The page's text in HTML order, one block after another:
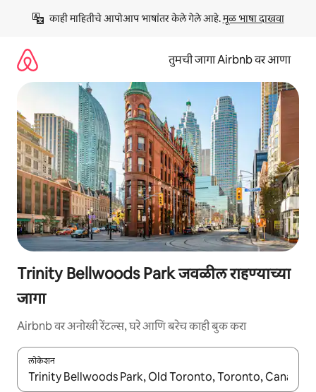
काही माहितीचे आपोआप भाषांतर केले गेले आहे. मूळ भाषा दाखवा
तुमची जागा Airbnb वर आणा
Trinity Bellwoods Park जवळील राहण्याच्या
जागा
Airbnb वर अनोखी रेंटल्स, घरे आणि बरेच काही बुक करा
लोकेशन
जेव्हा परिणाम उपलब्ध असतील, तेव्हा वरच्या आणि खाली बाणांच्या किजसह